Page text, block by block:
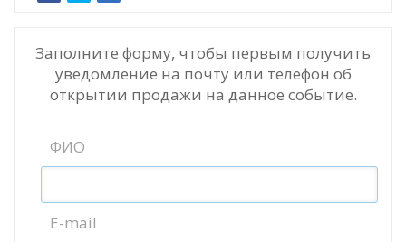
Заполните форму, чтобы первым получить
уведомление на почту или телефон об
открытии продажи на данное событие.
ФИО
E-mail